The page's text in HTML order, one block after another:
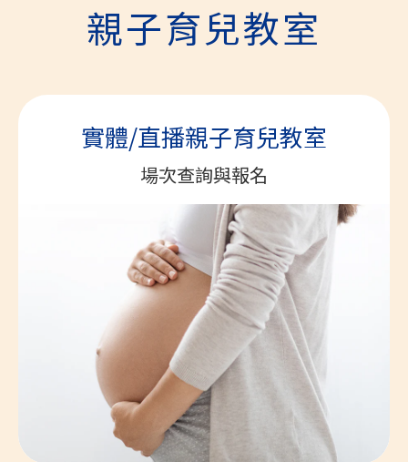
親子育兒教室
實體/直播親子育兒教室
場次查詢與報名